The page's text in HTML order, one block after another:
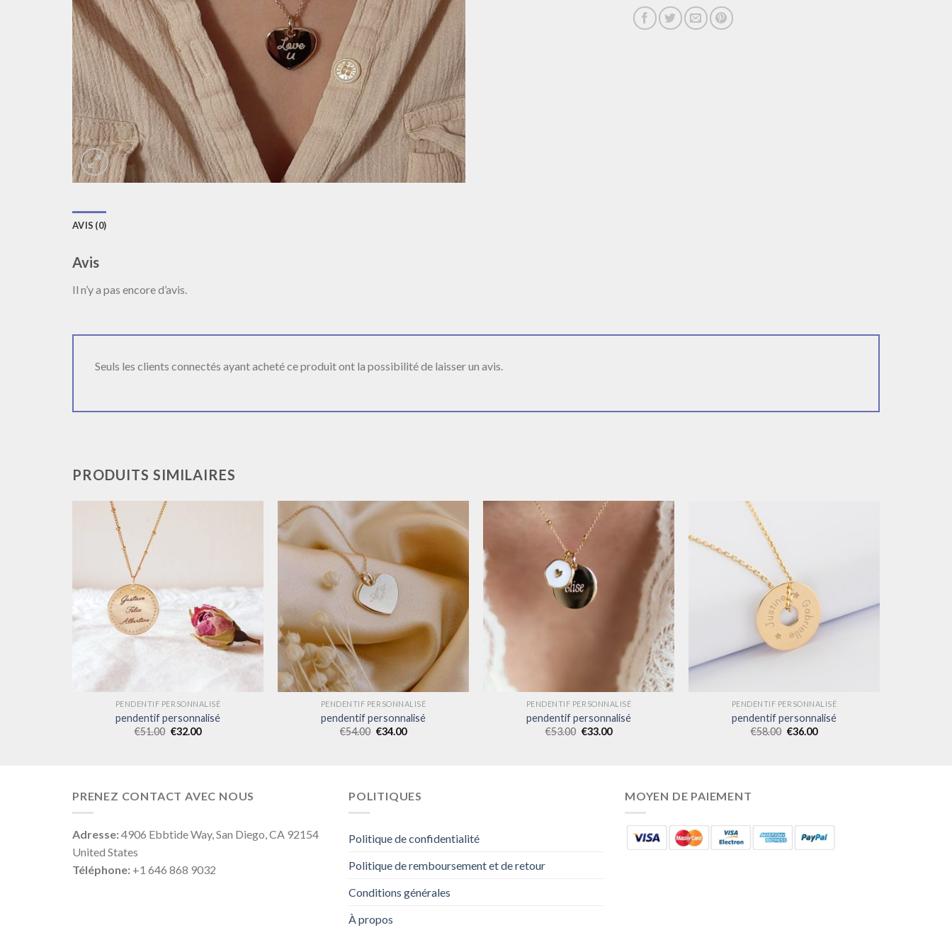
AVIS (0)
Avis
Il n’y a pas encore d’avis.
Seuls les clients connectés ayant acheté ce produit ont la possibilité de laisser un avis.
PRODUITS SIMILAIRES
PENDENTIF PERSONNALISÉ
pendentif personnalisé
€51.00 €32.00
PENDENTIF PERSONNALISÉ
pendentif personnalisé
€54.00 €34.00
PENDENTIF PERSONNALISÉ
pendentif personnalisé
€53.00 €33.00
PENDENTIF PERSONNALISÉ
pendentif personnalisé
€58.00 €36.00
PRENEZ CONTACT AVEC NOUS
Adresse:4906 Ebbtide Way, San Diego, CA 92154
United States
Téléphone: +1 646 868 9032
POLITIQUES
Politique de confidentialité
Politique de remboursement et de retour
Conditions générales
À propos
MOYEN DE PAIEMENT